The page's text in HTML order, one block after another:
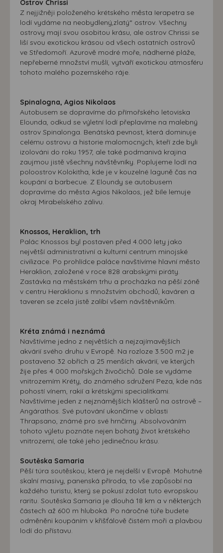
Ostrov Chrissi
Z nejjižněji položeného krétského města Ierapetra se
lodí vydáme na neobydlený,zlatý“ ostrov. Všechny
ostrovy mají svou osobitou krásu, ale ostrov Chrissi se
liší svou exotickou krásou od všech ostatních ostrovů
ve Středomoří. Azurově modré moře, nádherné pláže,
nepřeberné množství mušlí, vytváří exotickou atmosféru
tohoto malého pozemského ráje.
Spinalogna, Agios Nikolaos
Autobusem se dopravíme do přímořského letoviska
Elounda, odkud se výletní lodí přeplavíme na malebný
ostrov Spinalonga. Benátská pevnost, která dominuje
celému ostrovu a historie malomocných, kteří zde byli
izolováni do roku 1957, ale také podmanivá krajina
zaujmou jistě všechny návštěvníky. Poplujeme lodí na
poloostrov Kolokitha, kde je v kouzelné laguně čas na
koupání a barbecue. Z Eloundy se autobusem
dopravíme do města Agios Nikolaos, jež bíle lemuje
okraj Mirabelského zálivu.
Knossos, Heraklion, trh
Palác Knossos byl postaven před 4.000 lety jako
největší administrativní a kulturní centrum minojské
civilizace. Po prohlídce paláce navštívíme hlavní město
Heraklion, založené v roce 828 arabskými piráty.
Zastávka na městském trhu a procházka na pěší zóně
v centru Heraklionu s množstvím obchodů, kaváren a
taveren se zcela jistě zalíbí všem návštěvníkům.
Kréta známá i neznámá
Navštívíme jedno z největších a nejzajímavějších
akvárií svého druhu v Evropě. Na rozloze 3.500 m2 je
postaveno 32 obřích a 25 menších akvárií, ve kterých
žije přes 4 000 mořských živočichů. Dále se vydáme
vnitrozemím Kréty, do známého sdružení Peza, kde nás
pohostí vínem, rakií a krétskými specialitkami.
Navštívíme jeden z nejznámějších klášterů na ostrově –
Angárathos. Své putování ukončíme v oblasti
Thrapsano, známé pro své hrnčírny. Absolvováním
tohoto výletu poznáte nejen bohatý život krétského
vnitrozemí, ale také jeho jedinečnou krásu.
Soutěska Samaria
Pěší túra soutěskou, která je nejdelší v Evropě. Mohutné
skalní masivy, panenská příroda, to vše zapůsobí na
každého turistu, který se pokusí zdolat tuto evropskou
raritu. Soutěska Samaria je dlouhá 18 km a v některých
částech až 600 m hluboká. Po náročné túře budete
odměněni koupáním v křišťálově čistém moři a plavbou
lodí do přístavu.